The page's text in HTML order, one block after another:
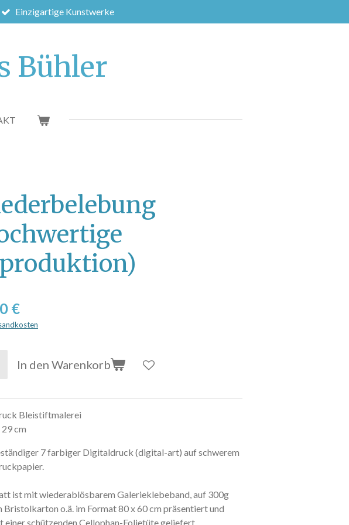
Einzigartige Kunstwerke
Bühler
€
In den Warenkorb
Bleistiftmalerei
29 cm
7 farbiger Digitaldruck (digital-art) auf schwerem
ist mit wiederablösbarem Galerieklebeband, auf 300g
Bristolkarton o.ä. im Format 80 x 60 cm präsentiert und
einer schützenden Cellophan-Folietüte geliefert.